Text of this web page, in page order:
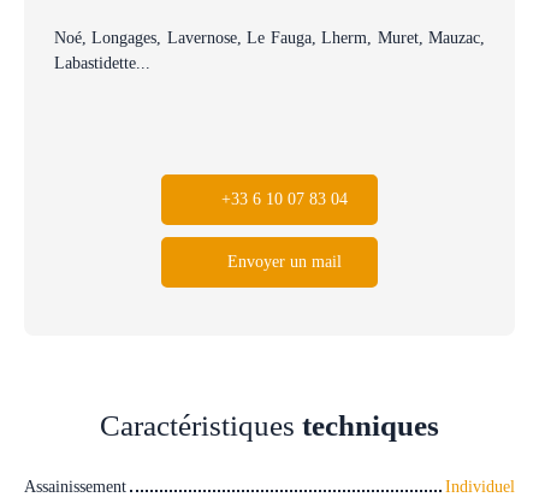
Noé, Longages, Lavernose, Le Fauga, Lherm, Muret, Mauzac,
Labastidette...
+33 6 10 07 83 04
Envoyer un mail
Caractéristiques techniques
Assainissement
Individuel